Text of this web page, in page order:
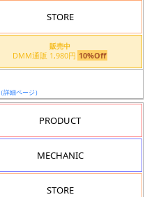
STORE
販売中
DMM通販 1,980円 10%Off
（詳細ページ）
PRODUCT
MECHANIC
STORE